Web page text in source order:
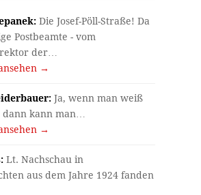
Die Josef-Pöll-Straße! Da
Postbeamte - vom
der…
→
Ja, wenn man weiß
dann kann man…
→
Lt. Nachschau in
aus dem Jahre 1924 fanden